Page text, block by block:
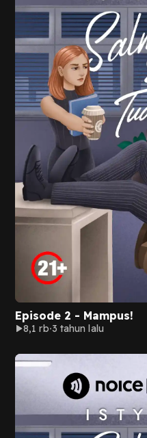
Episode 2 - Mampus!
8,1 rb 3 tahun lalu